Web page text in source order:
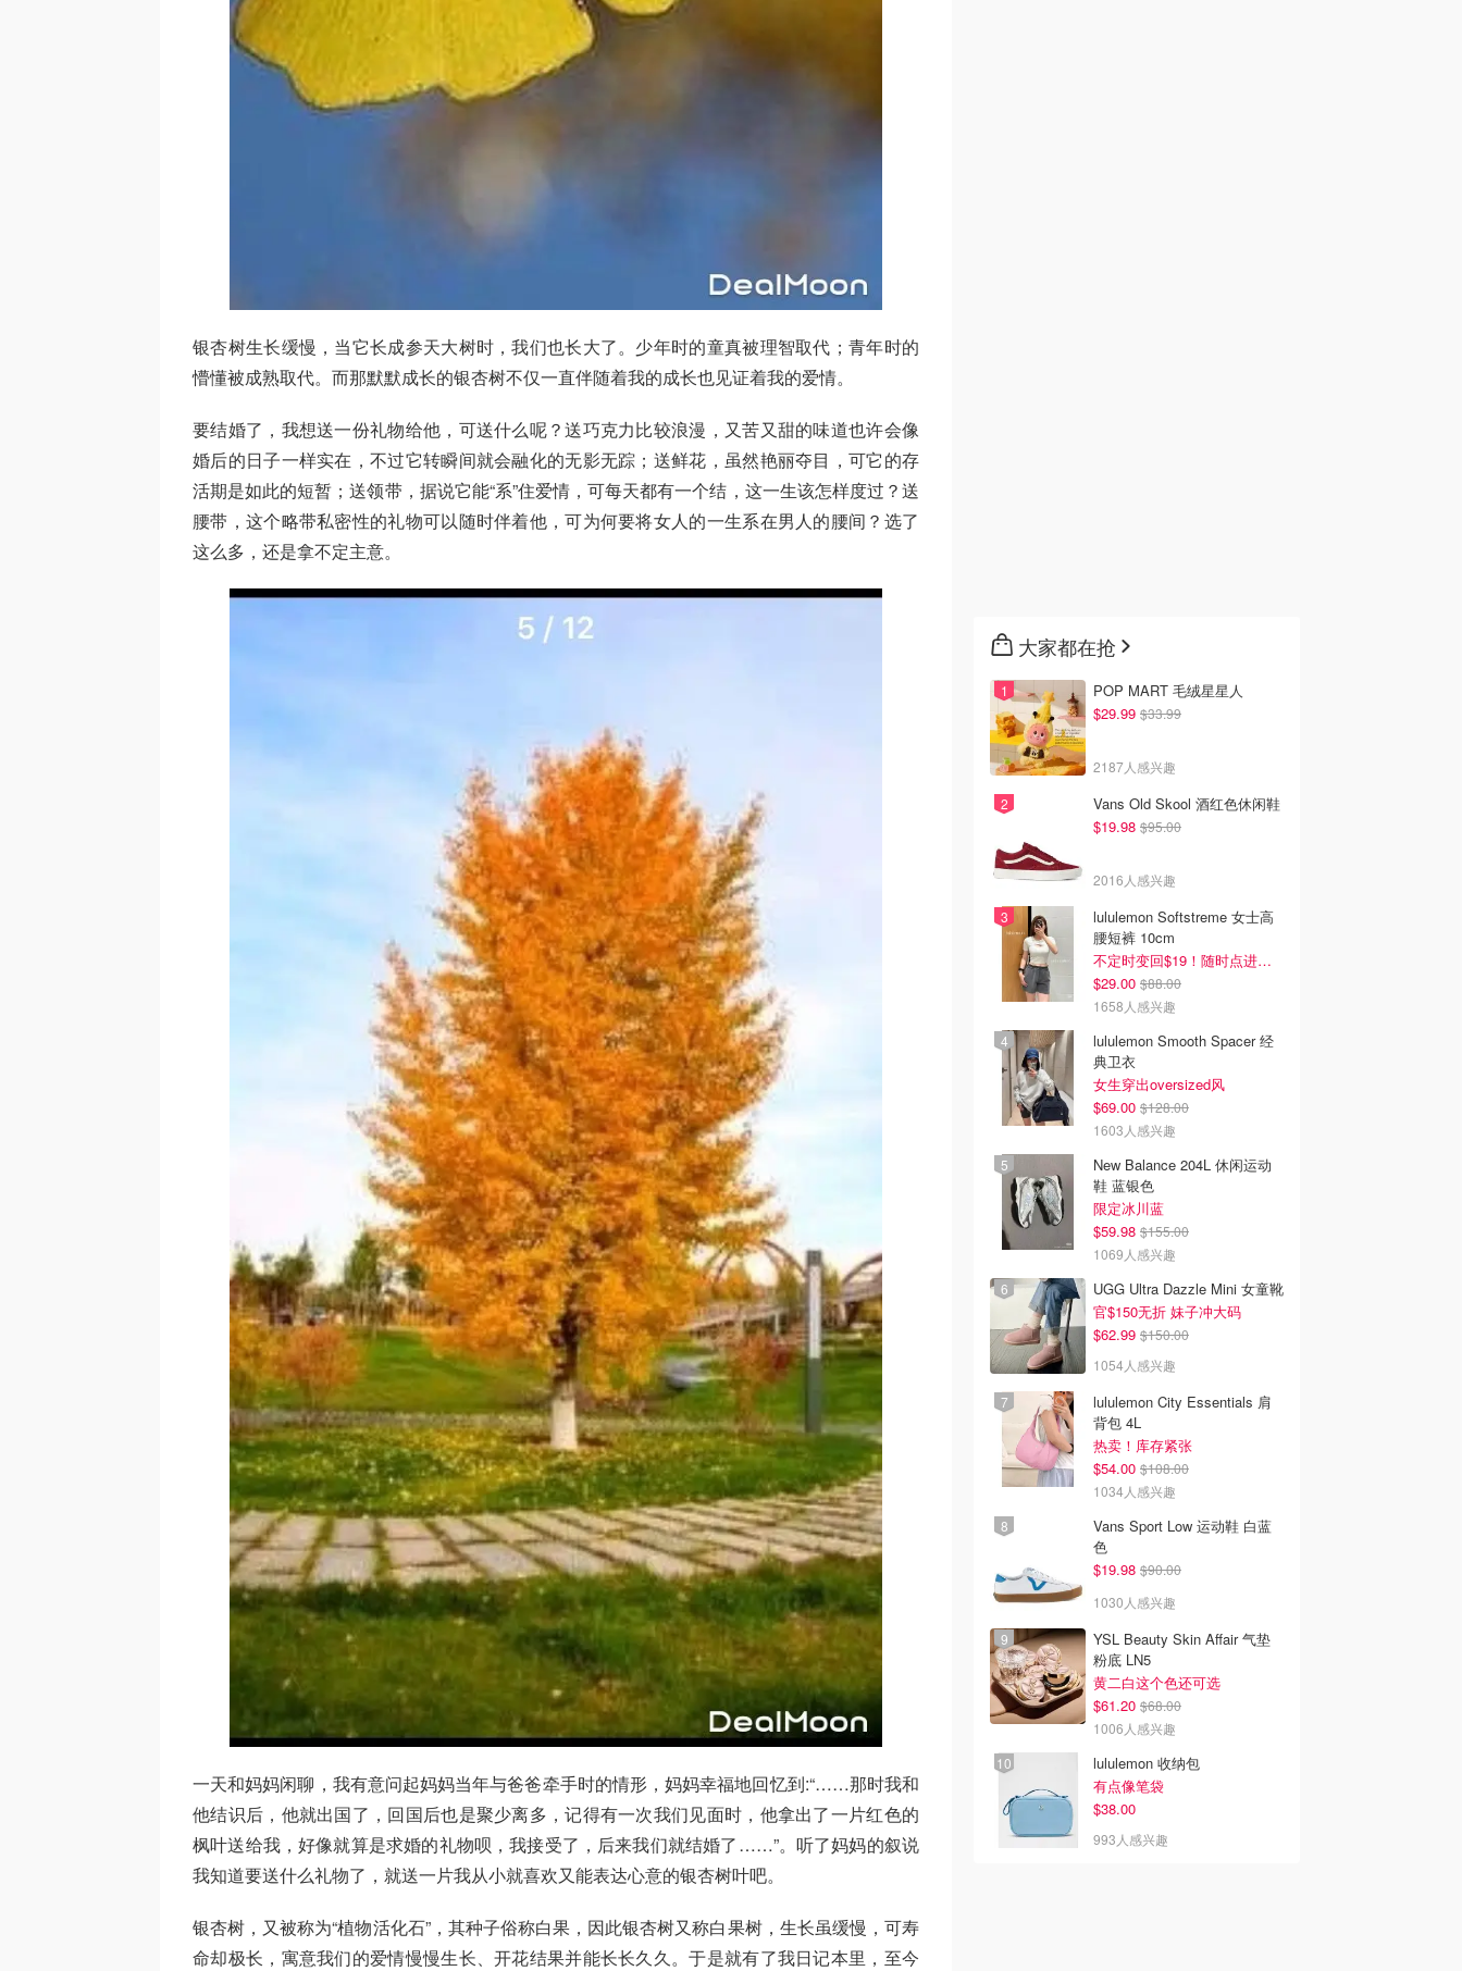
银杏树生长缓慢，当它长成参天大树时，我们也长大了。少年时的童真被理智取代；青年时的
懵懂被成熟取代。而那默默成长的银杏树不仅一直伴随着我的成长也见证着我的爱情。
要结婚了，我想送一份礼物给他，可送什么呢？送巧克力比较浪漫，又苦又甜的味道也许会像
婚后的日子一样实在，不过它转瞬间就会融化的无影无踪；送鲜花，虽然艳丽夺目，可它的存
活期是如此的短暂；送领带，据说它能“系”住爱情，可每天都有一个结，这一生该怎样度过？送
腰带，这个略带私密性的礼物可以随时伴着他，可为何要将女人的一生系在男人的腰间？选了
这么多，还是拿不定主意。
一天和妈妈闲聊，我有意问起妈妈当年与爸爸牵手时的情形，妈妈幸福地回忆到:“……那时我和
他结识后，他就出国了，回国后也是聚少离多，记得有一次我们见面时，他拿出了一片红色的
枫叶送给我，好像就算是求婚的礼物呗，我接受了，后来我们就结婚了……”。听了妈妈的叙说
我知道要送什么礼物了，就送一片我从小就喜欢又能表达心意的银杏树叶吧。
银杏树，又被称为“植物活化石”，其种子俗称白果，因此银杏树又称白果树，生长虽缓慢，可寿
命却极长，寓意我们的爱情慢慢生长、开花结果并能长长久久。于是就有了我日记本里，至今
大家都在抢
POP MART 毛绒星星人
$29.99 $33.99
2187人感兴趣
Vans Old Skool 酒红色休闲鞋
$19.98 $95.00
2016人感兴趣
lululemon Softstreme 女士高
腰短裤 10cm
不定时变回$19！随时点进来看
$29.00 $88.00
1658人感兴趣
lululemon Smooth Spacer 经
典卫衣
女生穿出oversized风
$69.00 $128.00
1603人感兴趣
New Balance 204L 休闲运动
鞋 蓝银色
限定冰川蓝
$59.98 $155.00
1069人感兴趣
UGG Ultra Dazzle Mini 女童靴
官$150无折 妹子冲大码
$62.99 $150.00
1054人感兴趣
lululemon City Essentials 肩
背包 4L
热卖！库存紧张
$54.00 $108.00
1034人感兴趣
Vans Sport Low 运动鞋 白蓝
色
$19.98 $90.00
1030人感兴趣
YSL Beauty Skin Affair 气垫
粉底 LN5
黄二白这个色还可选
$61.20 $68.00
1006人感兴趣
lululemon 收纳包
有点像笔袋
$38.00
993人感兴趣